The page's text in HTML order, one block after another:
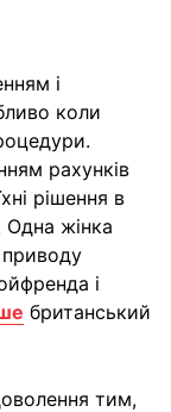
і
коли
рахунків
рішення в
Одна жінка
приводу
і
британський
тим,